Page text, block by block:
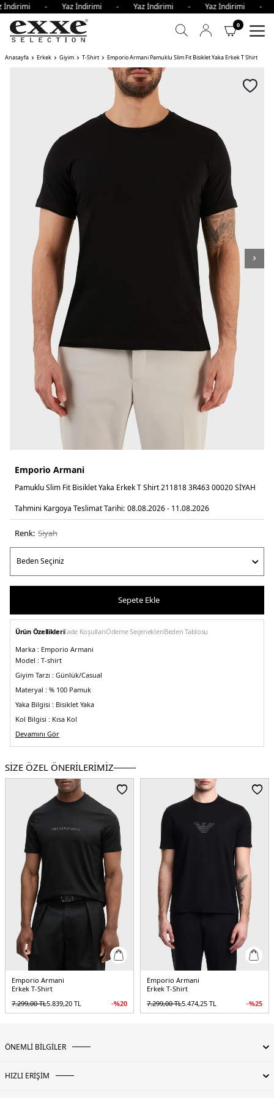
- Yaz İndirimi - Yaz İndirimi - Yaz
0
Anasayfa Erkek Giyim T-Shirt Emporio Armani Pamuklu Slim Fit Bisiklet Yaka Erkek T Shirt
Emporio Armani
Pamuklu Slim Fit Bisiklet Yaka Erkek T Shirt 211818 3R463 00020 SİYAH
Tahmini Kargoya Teslimat Tarihi: 08.08.2026 - 11.08.2026
Renk: si̇yah
Sepete Ekle
Ürün Özellikleriİade KoşullarıÖdeme SeçenekleriBeden Tablosu
Marka : Emporio Armani
Model : T-shirt
Giyim Tarzı : Günlük/Casual
Materyal : % 100 Pamuk
Yaka Bilgisi : Bisiklet Yaka
Kol Bilgisi : Kısa Kol
Kalıp Bilgisi :Slim Fit
Manken Ölçüsü :Kilo : 86 kg / Boy : 1.89 cm / Göğüs : 101 cm / Bel : 83 cm /
Üretim Yeri :Türkiye
5DY12118183R46300020.07
Devamını Gör
SİZE ÖZEL ÖNERİLERİMİZ
Emporio Armani
Erkek T-Shirt
7.299,00TL5.839,20 TL -%20
Emporio Armani
Erkek T-Shirt
7.299,00TL5.474,25 TL -%25
ÖNEMLİ BİLGİLER
HIZLI ERİŞİM